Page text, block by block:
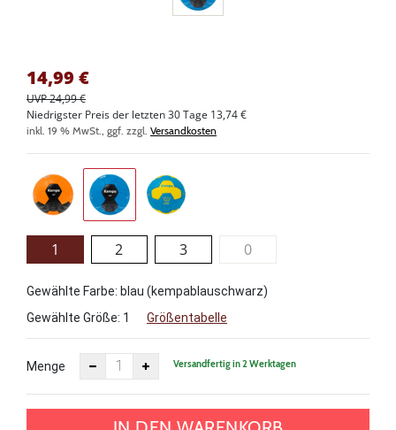
14,99 €
UVP 24,99 €
Niedrigster Preis der letzten 30 Tage 13,74 €
inkl. 19 % MwSt., ggf. zzgl. Versandkosten
1 2 3 0
Gewählte Farbe: blau (kempablauschwarz)
Gewählte Größe: 1 Größentabelle
Menge Versandfertig in 2 Werktagen